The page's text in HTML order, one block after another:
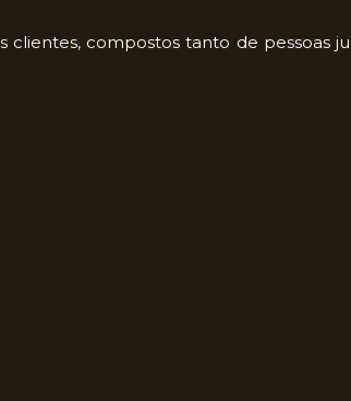
compostos tanto de pessoas